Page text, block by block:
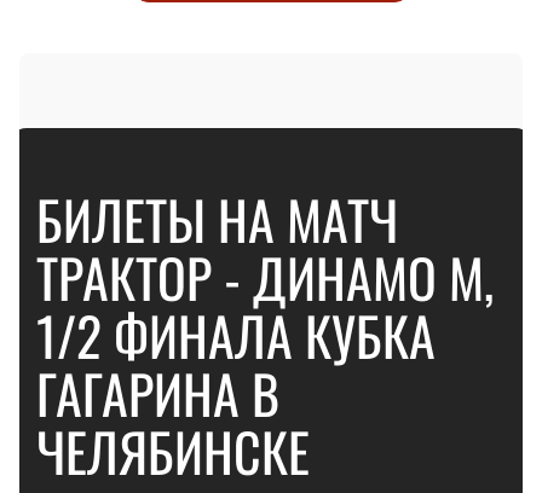
БИЛЕТЫ НА МАТЧ
ТРАКТОР - ДИНАМО М,
1/2 ФИНАЛА КУБКА
ГАГАРИНА В
ЧЕЛЯБИНСКЕ